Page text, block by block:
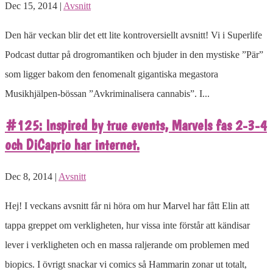
Dec 15, 2014 | Avsnitt
Den här veckan blir det ett lite kontroversiellt avsnitt! Vi i Superlife
Podcast duttar på drogromantiken och bjuder in den mystiske ”Pär”
som ligger bakom den fenomenalt gigantiska megastora
Musikhjälpen-bössan ”Avkriminalisera cannabis”. I...
#125: Inspired by true events, Marvels fas 2-3-4
och DiCaprio har internet.
Dec 8, 2014 | Avsnitt
Hej! I veckans avsnitt får ni höra om hur Marvel har fått Elin att
tappa greppet om verkligheten, hur vissa inte förstår att kändisar
lever i verkligheten och en massa raljerande om problemen med
biopics. I övrigt snackar vi comics så Hammarin zonar ut totalt,